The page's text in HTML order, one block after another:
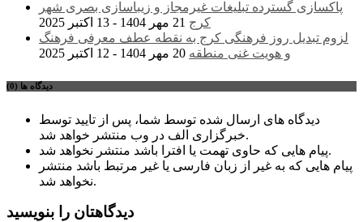
پاکسازی گسترده تبلیغات غیرمجاز و زیباسازی بصری شهر
کرج 21 مهر 1404 - 13 اکتبر 2025
لزوم تبدیل روز فرهنگی کرج به نقطه عطف معرفی فرهنگ
و هویت غنی منطقه 20 مهر 1404 - 12 اکتبر 2025
دیدگاه ها (0)
دیدگاه های ارسال شده توسط شما، پس از تایید توسط
خبرگزاری الف در وب منتشر خواهد شد.
پیام هایی که حاوی تهمت یا افترا باشد منتشر نخواهد شد.
پیام هایی که به غیر از زبان فارسی یا غیر مرتبط باشد منتشر
نخواهد شد.
دیدگاهتان را بنویسید